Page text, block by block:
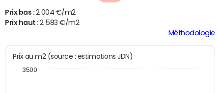
Prix bas : 2 004 €/m2
Prix haut :2 583 €/m2
Méthodologie
Prix au m2 (source : estimations JDN)
3500